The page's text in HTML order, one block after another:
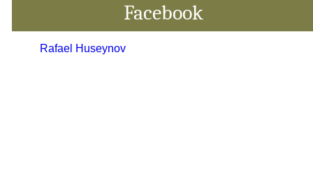
Facebook
Rafael Huseynov